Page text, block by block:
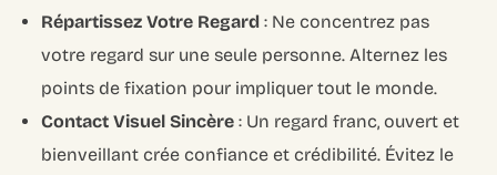
Répartissez Votre Regard : Ne concentrez pas
votre regard sur une seule personne. Alternez les
points de fixation pour impliquer tout le monde.
Contact Visuel Sincère : Un regard franc, ouvert et
bienveillant crée confiance et crédibilité. Évitez le